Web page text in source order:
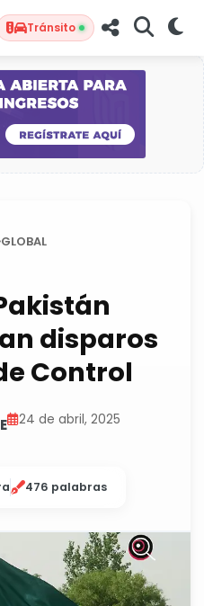
Tránsito
GLOBAL
disparos
Control
24 de abril, 2025
476 palabras